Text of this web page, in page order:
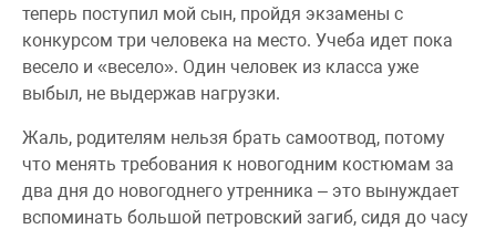
теперь поступил мой сын, пройдя экзамены с
конкурсом три человека на место. Учеба идет пока
весело и «весело». Один человек из класса уже
выбыл, не выдержав нагрузки.
Жаль, родителям нельзя брать самоотвод, потому
что менять требования к новогодним костюмам за
два дня до новогоднего утренника – это вынуждает
вспоминать большой петровский загиб, сидя до часу